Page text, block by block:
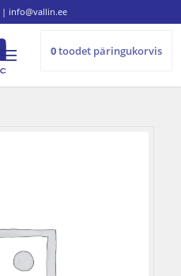
| info@vallin.ee
0toodet päringukorvis